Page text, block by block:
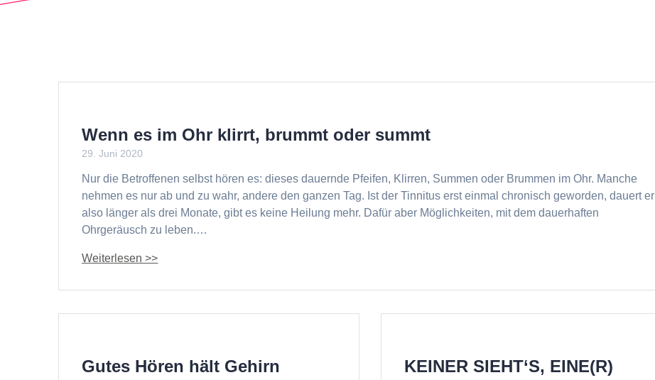
Wenn es im Ohr klirrt, brummt oder summt
29. Juni 2020
Nur die Betroffenen selbst hören es: dieses dauernde Pfeifen, Klirren, Summen oder Brummen im Ohr. Manche
nehmen es nur ab und zu wahr, andere den ganzen Tag. Ist der Tinnitus erst einmal chronisch geworden, dauert er
also länger als drei Monate, gibt es keine Heilung mehr. Dafür aber Möglichkeiten, mit dem dauerhaften
Ohrgeräusch zu leben.…
Gutes Hören hält Gehirn
KEINER SIEHT‘S, EINE(R)